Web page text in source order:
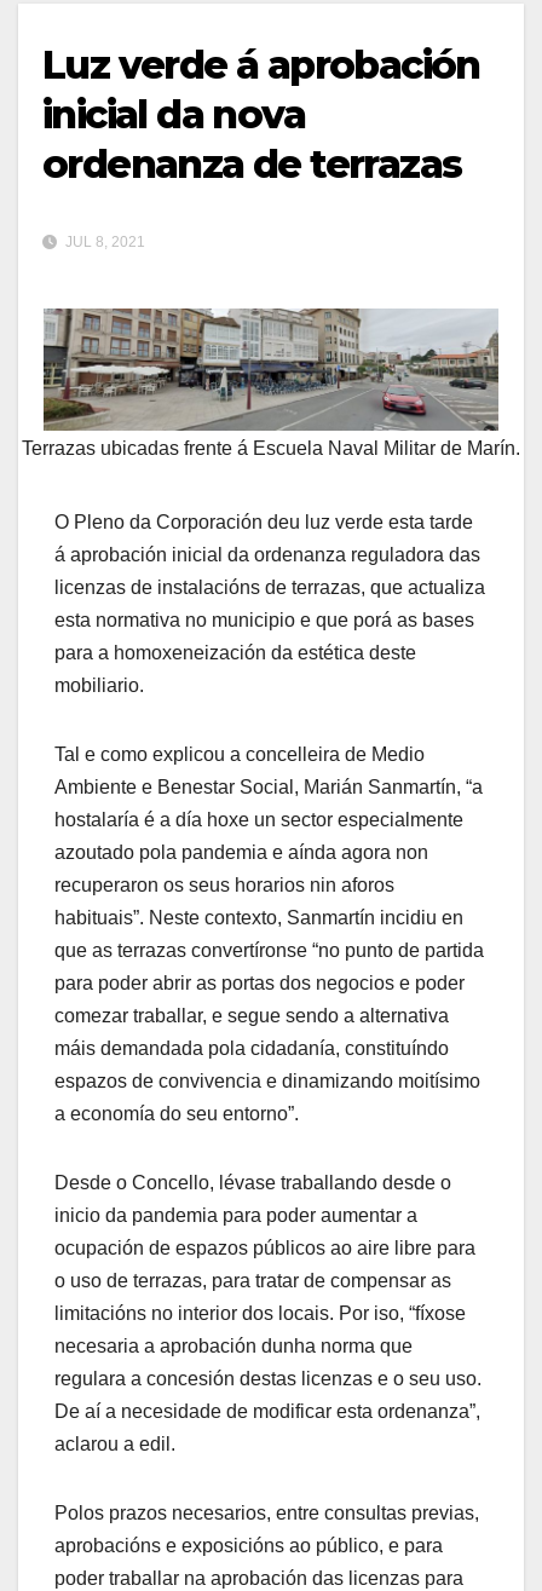
Luz verde á aprobación
inicial da nova
ordenanza de terrazas
JUL 8, 2021
Terrazas ubicadas frente á Escuela Naval Militar de Marín.
O Pleno da Corporación deu luz verde esta tarde
á aprobación inicial da ordenanza reguladora das
licenzas de instalacións de terrazas, que actualiza
esta normativa no municipio e que porá as bases
para a homoxeneización da estética deste
mobiliario.
Tal e como explicou a concelleira de Medio
Ambiente e Benestar Social, Marián Sanmartín, “a
hostalaría é a día hoxe un sector especialmente
azoutado pola pandemia e aínda agora non
recuperaron os seus horarios nin aforos
habituais”. Neste contexto, Sanmartín incidiu en
que as terrazas convertíronse “no punto de partida
para poder abrir as portas dos negocios e poder
comezar traballar, e segue sendo a alternativa
máis demandada pola cidadanía, constituíndo
espazos de convivencia e dinamizando moitísimo
a economía do seu entorno”.
Desde o Concello, lévase traballando desde o
inicio da pandemia para poder aumentar a
ocupación de espazos públicos ao aire libre para
o uso de terrazas, para tratar de compensar as
limitacións no interior dos locais. Por iso, “fíxose
necesaria a aprobación dunha norma que
regulara a concesión destas licenzas e o seu uso.
De aí a necesidade de modificar esta ordenanza”,
aclarou a edil.
Polos prazos necesarios, entre consultas previas,
aprobacións e exposicións ao público, e para
poder traballar na aprobación das licenzas para